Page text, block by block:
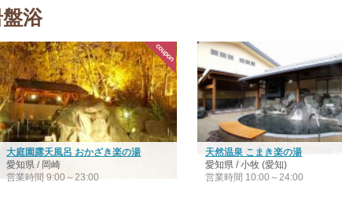
浴
大庭園露天風呂 おかざき楽の湯
愛知県 / 岡崎
営業時間 9:00～23:00
天然温泉 こまき楽の湯
愛知県 / 小牧 (愛知)
営業時間 10:00～24:00